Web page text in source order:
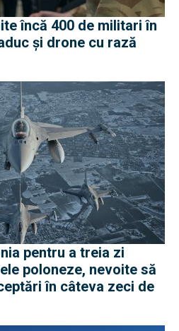
încă 400 de militari în
și drone cu rază
pentru a treia zi
poloneze, nevoite să
în câteva zeci de